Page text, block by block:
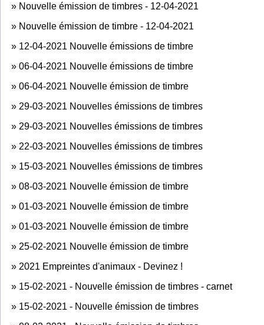
» Nouvelle émission de timbres - 12-04-2021
» Nouvelle émission de timbre - 12-04-2021
» 12-04-2021 Nouvelle émissions de timbre
» 06-04-2021 Nouvelle émissions de timbre
» 06-04-2021 Nouvelle émission de timbre
» 29-03-2021 Nouvelles émissions de timbres
» 29-03-2021 Nouvelles émissions de timbres
» 22-03-2021 Nouvelles émissions de timbres
» 15-03-2021 Nouvelles émissions de timbres
» 08-03-2021 Nouvelle émission de timbre
» 01-03-2021 Nouvelle émission de timbre
» 01-03-2021 Nouvelle émission de timbre
» 25-02-2021 Nouvelle émission de timbre
» 2021 Empreintes d'animaux - Devinez !
» 15-02-2021 - Nouvelle émission de timbres - carnet
» 15-02-2021 - Nouvelle émission de timbres